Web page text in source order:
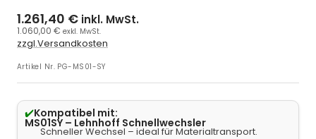
1.261,40 € inkl. MwSt.
1.060,00 € exkl. MwSt.
zzgl.Versandkosten
Artikel Nr. PG-MS01-SY
✔️Kompatibel mit:
MS01SY – Lehnhoff Schnellwechsler
Schneller Wechsel – ideal für Materialtransport.